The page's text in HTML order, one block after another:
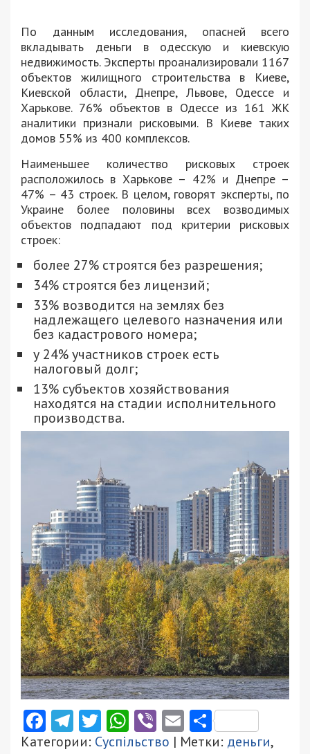
По данным исследования, опасней всего
вкладывать деньги в одесскую и киевскую
недвижимость. Эксперты проанализировали 1167
объектов жилищного строительства в Киеве,
Киевской области, Днепре, Львове, Одессе и
Харькове. 76% объектов в Одессе из 161 ЖК
аналитики признали рисковыми. В Киеве таких
домов 55% из 400 комплексов.
Наименьшее количество рисковых строек
расположилось в Харькове – 42% и Днепре –
47% – 43 строек. В целом, говорят эксперты, по
Украине более половины всех возводимых
объектов подпадают под критерии рисковых
строек:
более 27% строятся без разрешения;
34% строятся без лицензий;
33% возводится на землях без
надлежащего целевого назначения или
без кадастрового номера;
у 24% участников строек есть
налоговый долг;
13% субъектов хозяйствования
находятся на стадии исполнительного
производства.
Facebook
Telegram
Twitter
WhatsApp
ViberEmail
Категории: Суспільство | Метки: деньги,